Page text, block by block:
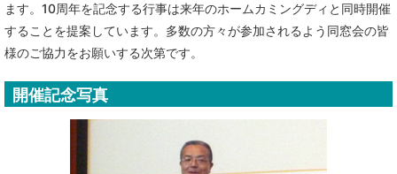
ます。10周年を記念する行事は来年のホームカミングディと同時開催
することを提案しています。多数の方々が参加されるよう同窓会の皆
様のご協力をお願いする次第です。
開催記念写真